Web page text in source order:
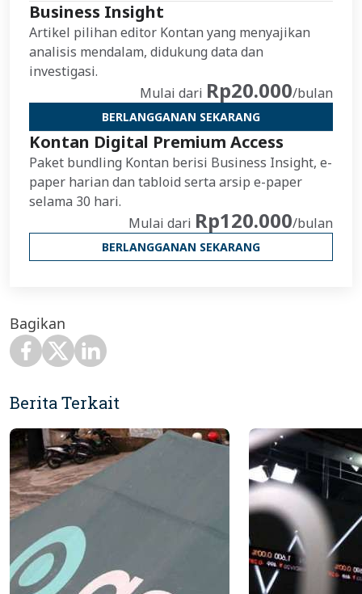
Business Insight
Artikel pilihan editor Kontan yang menyajikan
analisis mendalam, didukung data dan
investigasi.
Mulai dari Rp20.000/bulan
BERLANGGANAN SEKARANG
Kontan Digital Premium Access
Paket bundling Kontan berisi Business Insight, e-
paper harian dan tabloid serta arsip e-paper
selama 30 hari.
Mulai dari Rp120.000/bulan
BERLANGGANAN SEKARANG
Bagikan
Berita Terkait